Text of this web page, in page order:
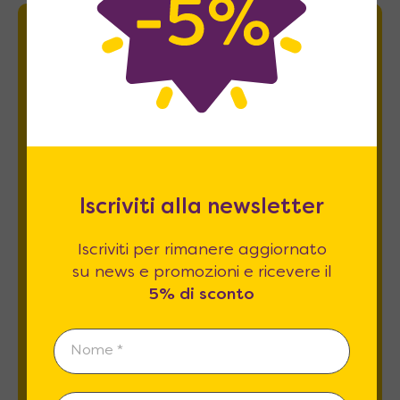
Newsletter
Iscriviti per rimanere aggiornato su news
privacy *
REGISTRATI
Iscriviti alla newsletter
Iscriviti per rimanere aggiornato
su news e promozioni e ricevere il
5% di sconto